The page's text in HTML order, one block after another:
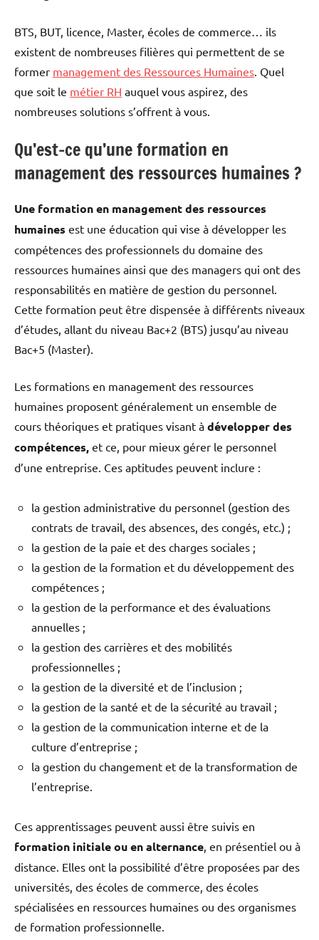
BTS, BUT, licence, Master, écoles de commerce… ils
existent de nombreuses filières qui permettent de se
former management des Ressources Humaines . Quel
que soit le métier RH auquel vous aspirez, des
nombreuses solutions s’offrent à vous.
Qu’est-ce qu’une formation en
management des ressources humaines ?
Une formation en management des ressources
humaines est une éducation qui vise à développer les
compétences des professionnels du domaine des
ressources humaines ainsi que des managers qui ont des
responsabilités en matière de gestion du personnel.
Cette formation peut être dispensée à différents niveaux
d’études, allant du niveau Bac+2 (BTS) jusqu’au niveau
Bac+5 (Master).
Les formations en management des ressources
humaines proposent généralement un ensemble de
cours théoriques et pratiques visant à développer des
compétences, et ce, pour mieux gérer le personnel
d’une entreprise. Ces aptitudes peuvent inclure :
la gestion administrative du personnel (gestion des
contrats de travail, des absences, des congés, etc.) ;
la gestion de la paie et des charges sociales ;
la gestion de la formation et du développement des
compétences ;
la gestion de la performance et des évaluations
annuelles ;
la gestion des carrières et des mobilités
professionnelles ;
la gestion de la diversité et de l’inclusion ;
la gestion de la santé et de la sécurité au travail ;
la gestion de la communication interne et de la
culture d’entreprise ;
la gestion du changement et de la transformation de
l’entreprise.
Ces apprentissages peuvent aussi être suivis en
formation initiale ou en alternance , en présentiel ou à
distance. Elles ont la possibilité d’être proposées par des
universités, des écoles de commerce, des écoles
spécialisées en ressources humaines ou des organismes
de formation professionnelle.